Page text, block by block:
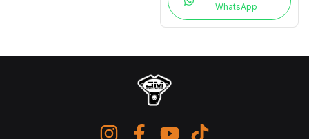
WhatsApp